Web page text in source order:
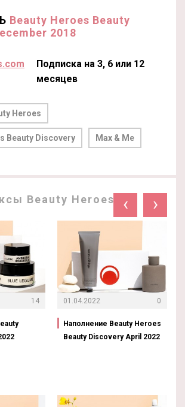
Beauty Heroes Beauty
2018
Подписка на 3, 6 или 12
месяцев
Heroes
Beauty Discovery Max & Me
Beauty Heroes: ‹ ›
14 01.04.2022 0
Наполнение Beauty Heroes
Beauty Discovery April 2022